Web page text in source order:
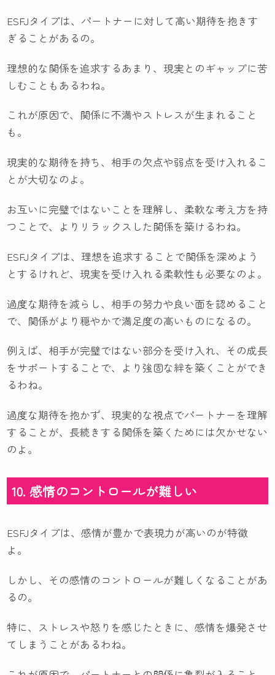
ESFJタイプは、パートナーに対して高い期待を抱きす
ぎることがあるの。
理想的な関係を追求するあまり、現実とのギャップに苦
しむこともあるわね。
これが原因で、関係に不満やストレスが生まれること
も。
現実的な期待を持ち、相手の欠点や弱点を受け入れるこ
とが大切なのよ。
お互いに完璧ではないことを理解し、柔軟な考え方を持
つことで、よりリラックスした関係を築けるわね。
ESFJタイプは、理想を追求することで関係を深めよう
とするけれど、現実を受け入れる柔軟性も必要なのよ。
過度な期待を減らし、相手の努力や良い面を認めること
で、関係がより穏やかで満足度の高いものになるの。
例えば、相手が完璧ではない部分を受け入れ、その成長
をサポートすることで、より強固な絆を築くことができ
るわね。
過度な期待を抱かず、現実的な視点でパートナーを理解
することが、長続きする関係を築くためには欠かせない
のよ。
10. 感情のコントロールが難しい
ESFJタイプは、感情が豊かで表現力が高いのが特徴
よ。
しかし、その感情のコントロールが難しくなることがあ
るの。
特に、ストレスや怒りを感じたときに、感情を爆発させ
てしまうことがあるわね。